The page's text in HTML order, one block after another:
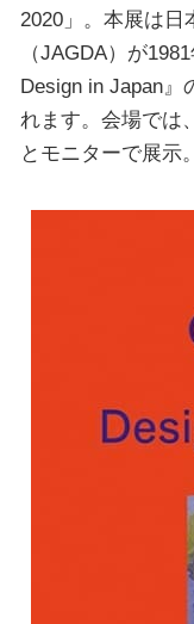
2020」。本展は日
（JAGDA）が
Design in Japan』
れます。会場では
とモニターで展示。